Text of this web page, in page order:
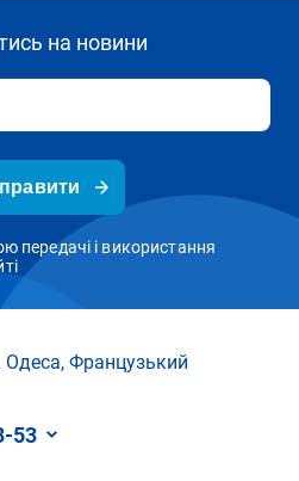
на новини
передачі і використання
Одеса, Французький
53